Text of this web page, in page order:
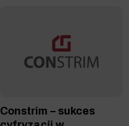
Constrim – sukces